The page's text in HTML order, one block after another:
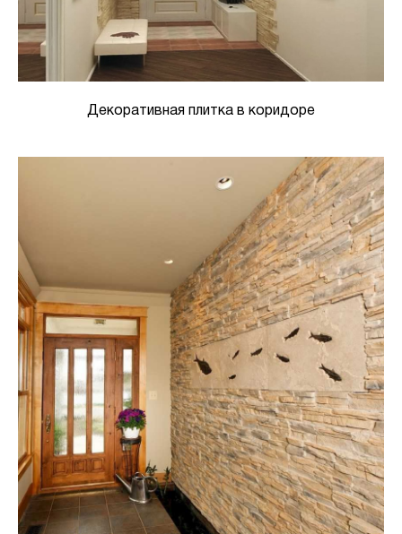
Декоративная плитка в коридоре